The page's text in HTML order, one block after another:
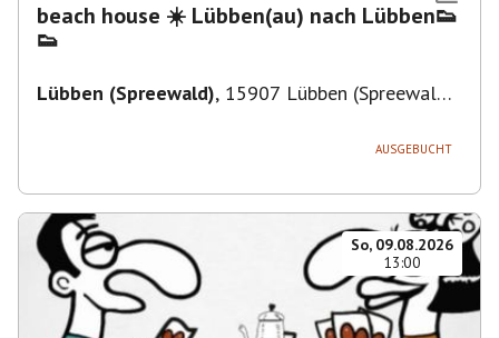
beach house ☀️ Lübben(au) nach Lübben👟
👟
Lübben (Spreewald), 15907 Lübben (Spreewald),
AUSGEBUCHT
So, 09.08.2026
13:00